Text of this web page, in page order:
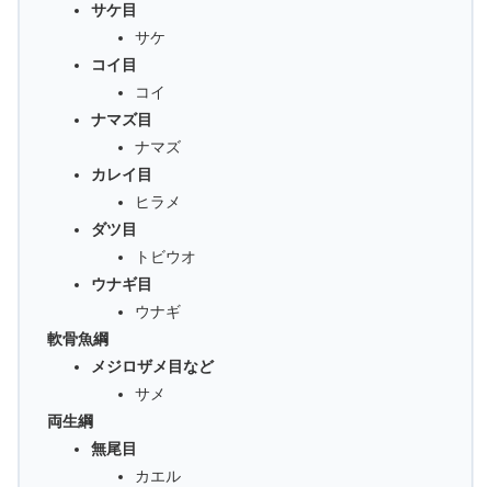
サケ目
サケ
コイ目
コイ
ナマズ目
ナマズ
カレイ目
ヒラメ
ダツ目
トビウオ
ウナギ目
ウナギ
軟骨魚綱
メジロザメ目など
サメ
両生綱
無尾目
カエル